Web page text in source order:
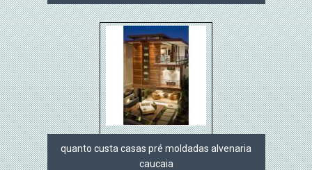
quanto custa casas pré moldadas alvenaria
caucaia